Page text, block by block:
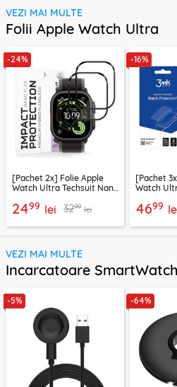
VEZI MAI MULTE
Folii Apple Watch Ultra
-24%
[Pachet 2x] Folie Apple
Watch Ultra Techsuit Nano
2499 lei 3299 lei
-16%
[Pachet
Watch
4699
VEZI MAI MULTE
Incarcatoare SmartWatch
-5% -64%